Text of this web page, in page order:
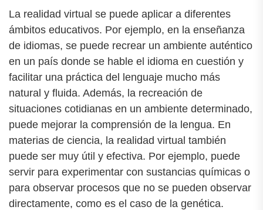
La realidad virtual se puede aplicar a diferentes
ámbitos educativos. Por ejemplo, en la enseñanza
de idiomas, se puede recrear un ambiente auténtico
en un país donde se hable el idioma en cuestión y
facilitar una práctica del lenguaje mucho más
natural y fluida. Además, la recreación de
situaciones cotidianas en un ambiente determinado,
puede mejorar la comprensión de la lengua. En
materias de ciencia, la realidad virtual también
puede ser muy útil y efectiva. Por ejemplo, puede
servir para experimentar con sustancias químicas o
para observar procesos que no se pueden observar
directamente, como es el caso de la genética.